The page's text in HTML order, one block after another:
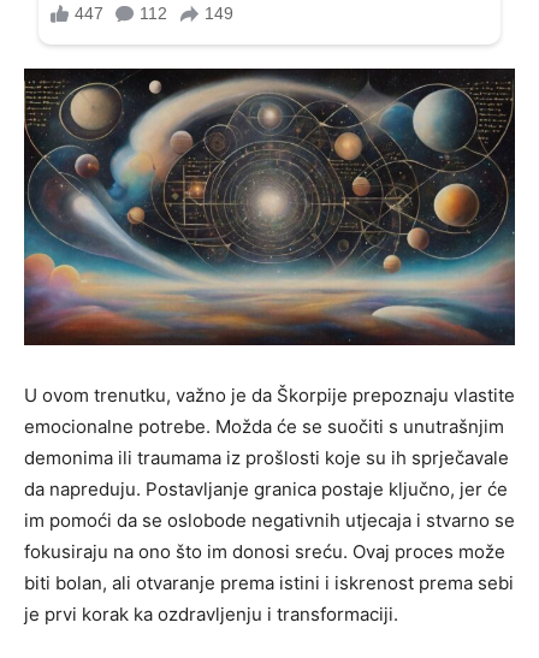
U ovom trenutku, važno je da Škorpije prepoznaju vlastite
emocionalne potrebe. Možda će se suočiti s unutrašnjim
demonima ili traumama iz prošlosti koje su ih sprječavale
da napreduju. Postavljanje granica postaje ključno, jer će
im pomoći da se oslobode negativnih utjecaja i stvarno se
fokusiraju na ono što im donosi sreću. Ovaj proces može
biti bolan, ali otvaranje prema istini i iskrenost prema sebi
je prvi korak ka ozdravljenju i transformaciji.